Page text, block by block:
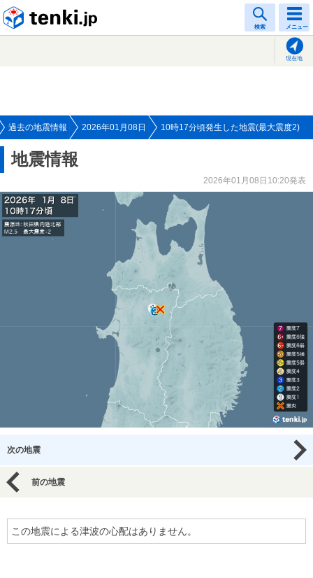
検索 メニュー
現在地
過去の地震情報 2026年01月08日 10時17分頃発生した地震(最大震度2)
地震情報
2026年01月08日10:20発表
次の地震
前の地震
この地震による津波の心配はありません。